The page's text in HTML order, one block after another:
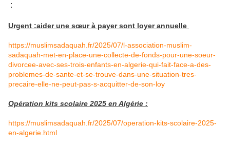
:
Urgent :aider une sœur à payer sont loyer annuelle
https://muslimsadaquah.fr/2025/07/l-association-muslim-
sadaquah-met-en-place-une-collecte-de-fonds-pour-une-soeur-
divorcee-avec-ses-trois-enfants-en-algerie-qui-fait-face-a-des-
problemes-de-sante-et-se-trouve-dans-une-situation-tres-
precaire-elle-ne-peut-pas-s-acquitter-de-son-loy
Opération kits scolaire 2025 en Algérie :
https://muslimsadaquah.fr/2025/07/operation-kits-scolaire-2025-
en-algerie.html